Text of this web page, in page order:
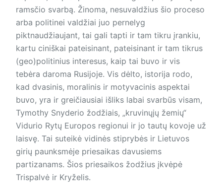
ramsčio svarbą. Žinoma, nesuvaldžius šio proceso
arba politinei valdžiai juo pernelyg
piktnaudžiaujant, tai gali tapti ir tam tikru įrankiu,
kartu ciniškai pateisinant, pateisinant ir tam tikrus
(geo)politinius interesus, kaip tai buvo ir vis
tebėra daroma Rusijoje. Vis dėlto, istorija rodo,
kad dvasinis, moralinis ir motyvacinis aspektai
buvo, yra ir greičiausiai išliks labai svarbūs visam,
Tymothy Snyderio žodžiais, „kruvinųjų žemių“
Vidurio Rytų Europos regionui ir jo tautų kovoje už
laisvę. Tai suteikė vidinės stiprybės ir Lietuvos
girių paunksmėje priesaikas davusiems
partizanams. Šios priesaikos žodžius įkvėpė
Trispalvė ir Kryželis.